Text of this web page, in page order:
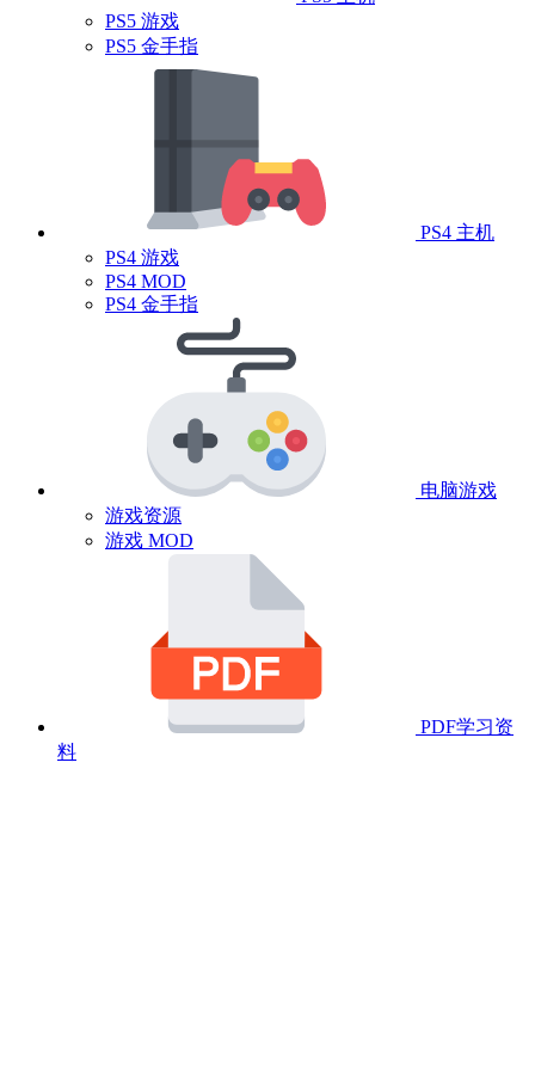
PS5 游戏
PS5 金手指
PS4 主机
PS4 游戏
PS4 MOD
PS4 金手指
电脑游戏
游戏资源
游戏 MOD
PDF学习资
料